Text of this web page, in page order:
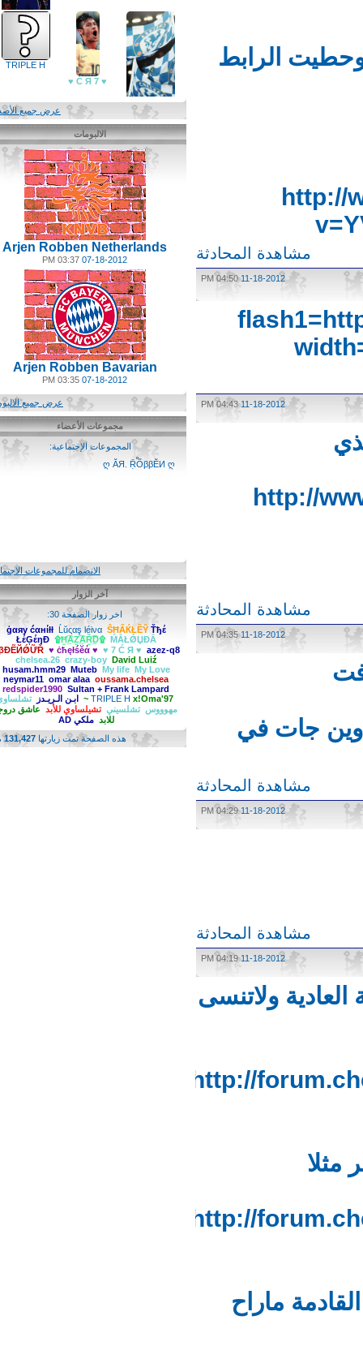
الرابط
مشاهدة المحادثة
11-18-2012
04:50 PM
11/
11-18-2012
04:43 PM
http://
مشاهدة المحادثة
11-18-2012
04:35 PM
جات في
مشاهدة المحادثة
11-18-2012
04:29 PM
مشاهدة المحادثة
11-18-2012
04:19 PM
ولاتنسى
http://
http://
ماراح
تشيلساوي للأبد
تشلساوي
مهوووس
TRIPLE H
عرض جميع الأصدقاء
الالبومات
Arjen Robben Netherlands
07-18-2012
03:37 PM
Arjen Robben Bavarian
07-18-2012
03:35 PM
عرض جميع الالبومات
مجموعات الأعضاء
(1)
المجموعات الإجتماعية:
ღ ĂЯ. ṜŐββĔИ ღ
الانضمام للمجموعات الاجتماعية
آخر الزوار
اخر زوار الصفحة 30:
ģαяy ćαнίłł Ĺŭςαş léiνα ŜĦẤЌŁỀŶ
ŁέĢέŋĐ ۩Ħ̫͢͡AZ̫͢͡AŘ̫͢͡D۩ ḾẮŁǾЏĐẮ
ẪβĐẼЙǾỮŘ ♥ ċћęłśĕά ♥ ♥ 7 Ć Я ♥ azez-q8
chelsea.26 crazy-boy David Luiź
husam.hmm29 Muteb My life My Love
neymar11 omar alaa oussama.chelsea
redspider1990 Sultan + Frank Lampard
TRIPLE H x!Oma'97~ ابـن الـريـدز تشلساوي
مهوووس تشلسيني تشيلساوي للأبد
عاشق دروجبا
ملكي AD
هذه الصفحة تمت زيارتها131,427مرة